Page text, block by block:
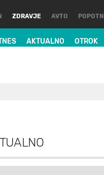
ZDRAVJE
AKTUALNO OTROK
AVTO